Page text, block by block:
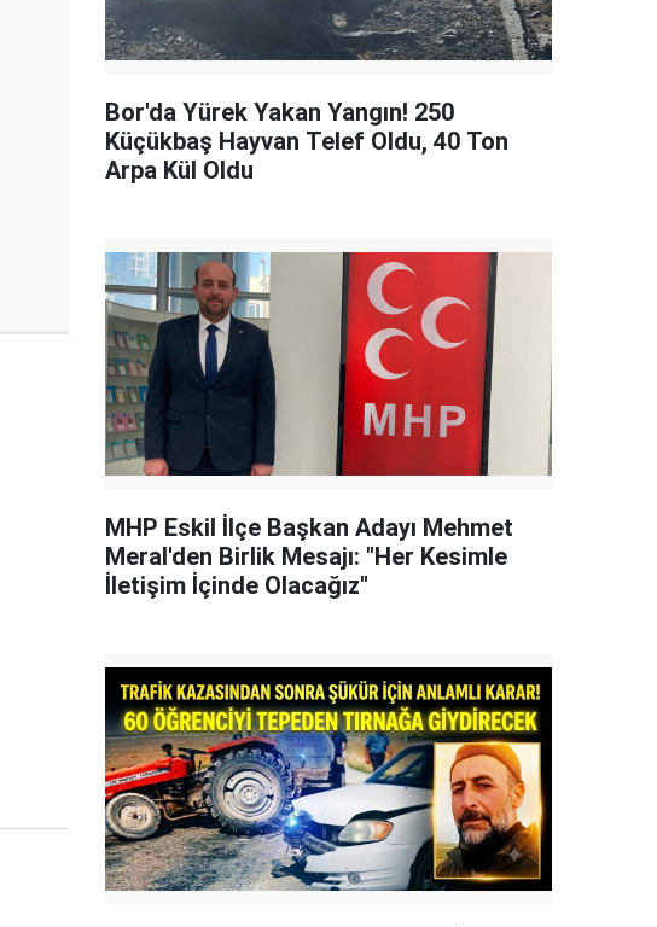
Bor'da Yürek Yakan Yangın! 250
Küçükbaş Hayvan Telef Oldu, 40 Ton
Arpa Kül Oldu
MHP Eskil İlçe Başkan Adayı Mehmet
Meral'den Birlik Mesajı: "Her Kesimle
İletişim İçinde Olacağız"